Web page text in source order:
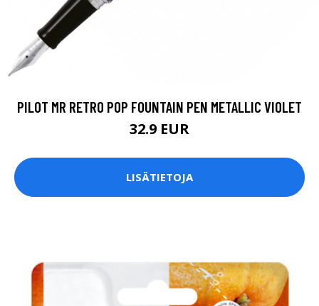
PILOT MR RETRO POP FOUNTAIN PEN METALLIC VIOLET
32.9 EUR
LISÄTIETOJA